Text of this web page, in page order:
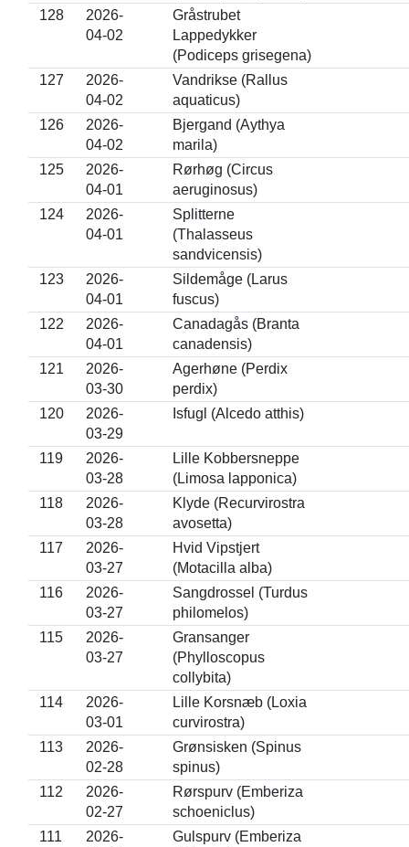
128
2026-
04-02
Gråstrubet
Lappedykker
(Podiceps grisegena)
127
2026-
04-02
Vandrikse (Rallus
aquaticus)
126
2026-
04-02
Bjergand (Aythya
marila)
125
2026-
04-01
Rørhøg (Circus
aeruginosus)
124
2026-
04-01
Splitterne
(Thalasseus
sandvicensis)
123
2026-
04-01
Sildemåge (Larus
fuscus)
122
2026-
04-01
Canadagås (Branta
canadensis)
121
2026-
03-30
Agerhøne (Perdix
perdix)
120
2026-
03-29
Isfugl (Alcedo atthis)
119
2026-
03-28
Lille Kobbersneppe
(Limosa lapponica)
118
2026-
03-28
Klyde (Recurvirostra
avosetta)
117
2026-
03-27
Hvid Vipstjert
(Motacilla alba)
116
2026-
03-27
Sangdrossel (Turdus
philomelos)
115
2026-
03-27
Gransanger
(Phylloscopus
collybita)
114
2026-
03-01
Lille Korsnæb (Loxia
curvirostra)
113
2026-
02-28
Grønsisken (Spinus
spinus)
112
2026-
02-27
Rørspurv (Emberiza
schoeniclus)
111
2026-
Gulspurv (Emberiza